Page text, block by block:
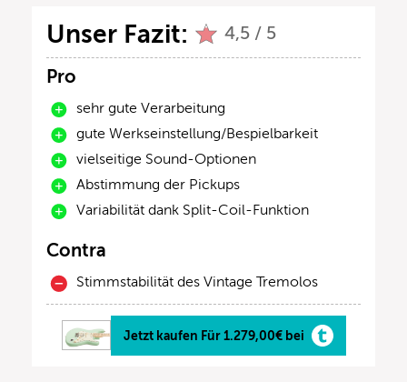
Unser Fazit: 4,5 / 5
Pro
sehr gute Verarbeitung
gute Werkseinstellung/Bespielbarkeit
vielseitige Sound-Optionen
Abstimmung der Pickups
Variabilität dank Split-Coil-Funktion
Contra
Stimmstabilität des Vintage Tremolos
Jetzt kaufen Für 1.279,00€ bei